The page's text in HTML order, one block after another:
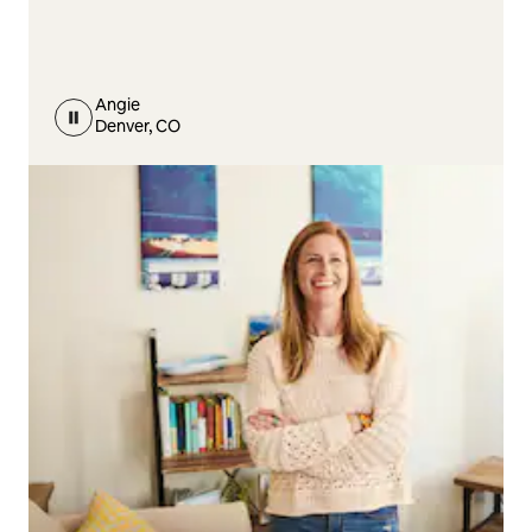
Angie
Denver, CO